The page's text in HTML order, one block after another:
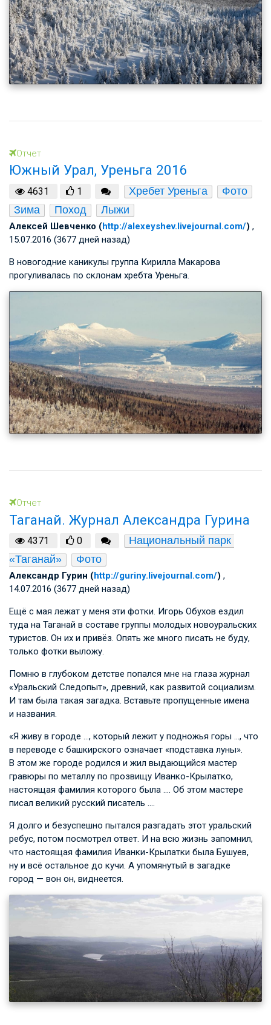
Отчет
Южный Урал, Уреньга 2016
4631 1 Хребет Уреньга
Фото
Зима
Поход Лыжи
Алексей Шевченко (http://alexeyshev.livejournal.com/) ,
15.07.2016 (3677 дней назад)
В новогодние каникулы группа Кирилла Макарова
прогуливалась по склонам хребта Уреньга.
Отчет
Таганай. Журнал Александра Гурина
4371 0
Национальный парк
«Таганай»
Фото
Александр Гурин (http://guriny.livejournal.com/) ,
14.07.2016 (3677 дней назад)
Ещё с мая лежат у меня эти фотки. Игорь Обухов ездил
туда на Таганай в составе группы молодых новоуральских
туристов. Он их и привёз. Опять же много писать не буду,
только фотки выложу.
Помню в глубоком детстве попался мне на глаза журнал
«Уральский Следопыт», древний, как развитой социализм.
И там была такая загадка. Вставьте пропущенные имена
и названия.
«Я живу в городе …, который лежит у подножья горы …, что
в переводе с башкирского означает «подставка луны».
В этом же городе родился и жил выдающийся мастер
гравюры по металлу по прозвищу Иванко-Крылатко,
настоящая фамилия которого была …. Об этом мастере
писал великий русский писатель ….
Я долго и безуспешно пытался разгадать этот уральский
ребус, потом посмотрел ответ. И на всю жизнь запомнил,
что настоящая фамилия Иванки-Крылатки была Бушуев,
ну и всё остальное до кучи. А упомянутый в загадке
город — вон он, виднеется.